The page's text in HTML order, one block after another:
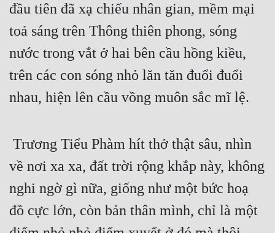
đầu tiên đã xạ chiếu nhân gian, mềm mại
toả sáng trên Thông thiên phong, sóng
nước trong vắt ở hai bên cầu hồng kiều,
trên các con sóng nhỏ lăn tăn đuổi đuổi
nhau, hiện lên cầu vồng muôn sắc mĩ lệ.
về nơi xa xa, đất trời rộng khắp này, không
nghi ngờ gì nữa, giống như một bức hoạ
đồ cực lớn, còn bản thân mình, chỉ là một